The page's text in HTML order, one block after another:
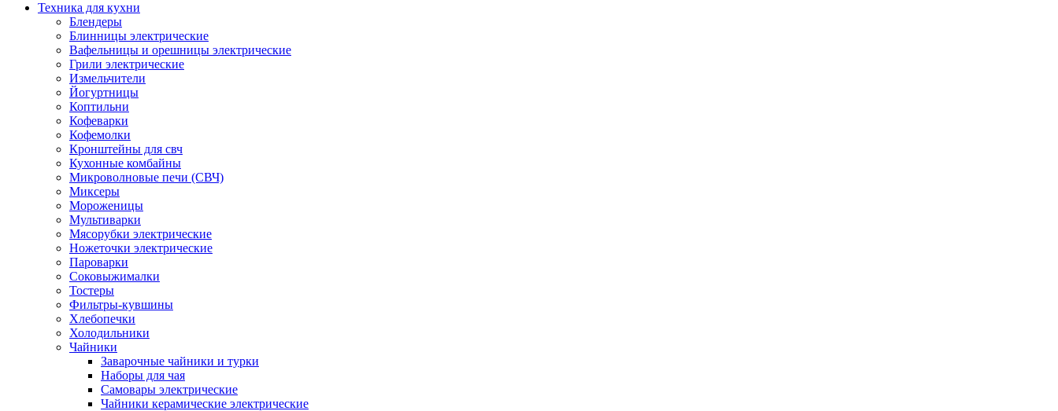
Техника для кухни
Блендеры
Блинницы электрические
Вафельницы и орешницы электрические
Грили электрические
Измельчители
Йогуртницы
Коптильни
Кофеварки
Кофемолки
Кронштейны для свч
Кухонные комбайны
Микроволновые печи (СВЧ)
Миксеры
Мороженицы
Мультиварки
Мясорубки электрические
Ножеточки электрические
Пароварки
Соковыжималки
Тостеры
Фильтры-кувшины
Хлебопечки
Холодильники
Чайники
Заварочные чайники и турки
Наборы для чая
Самовары электрические
Чайники керамические электрические